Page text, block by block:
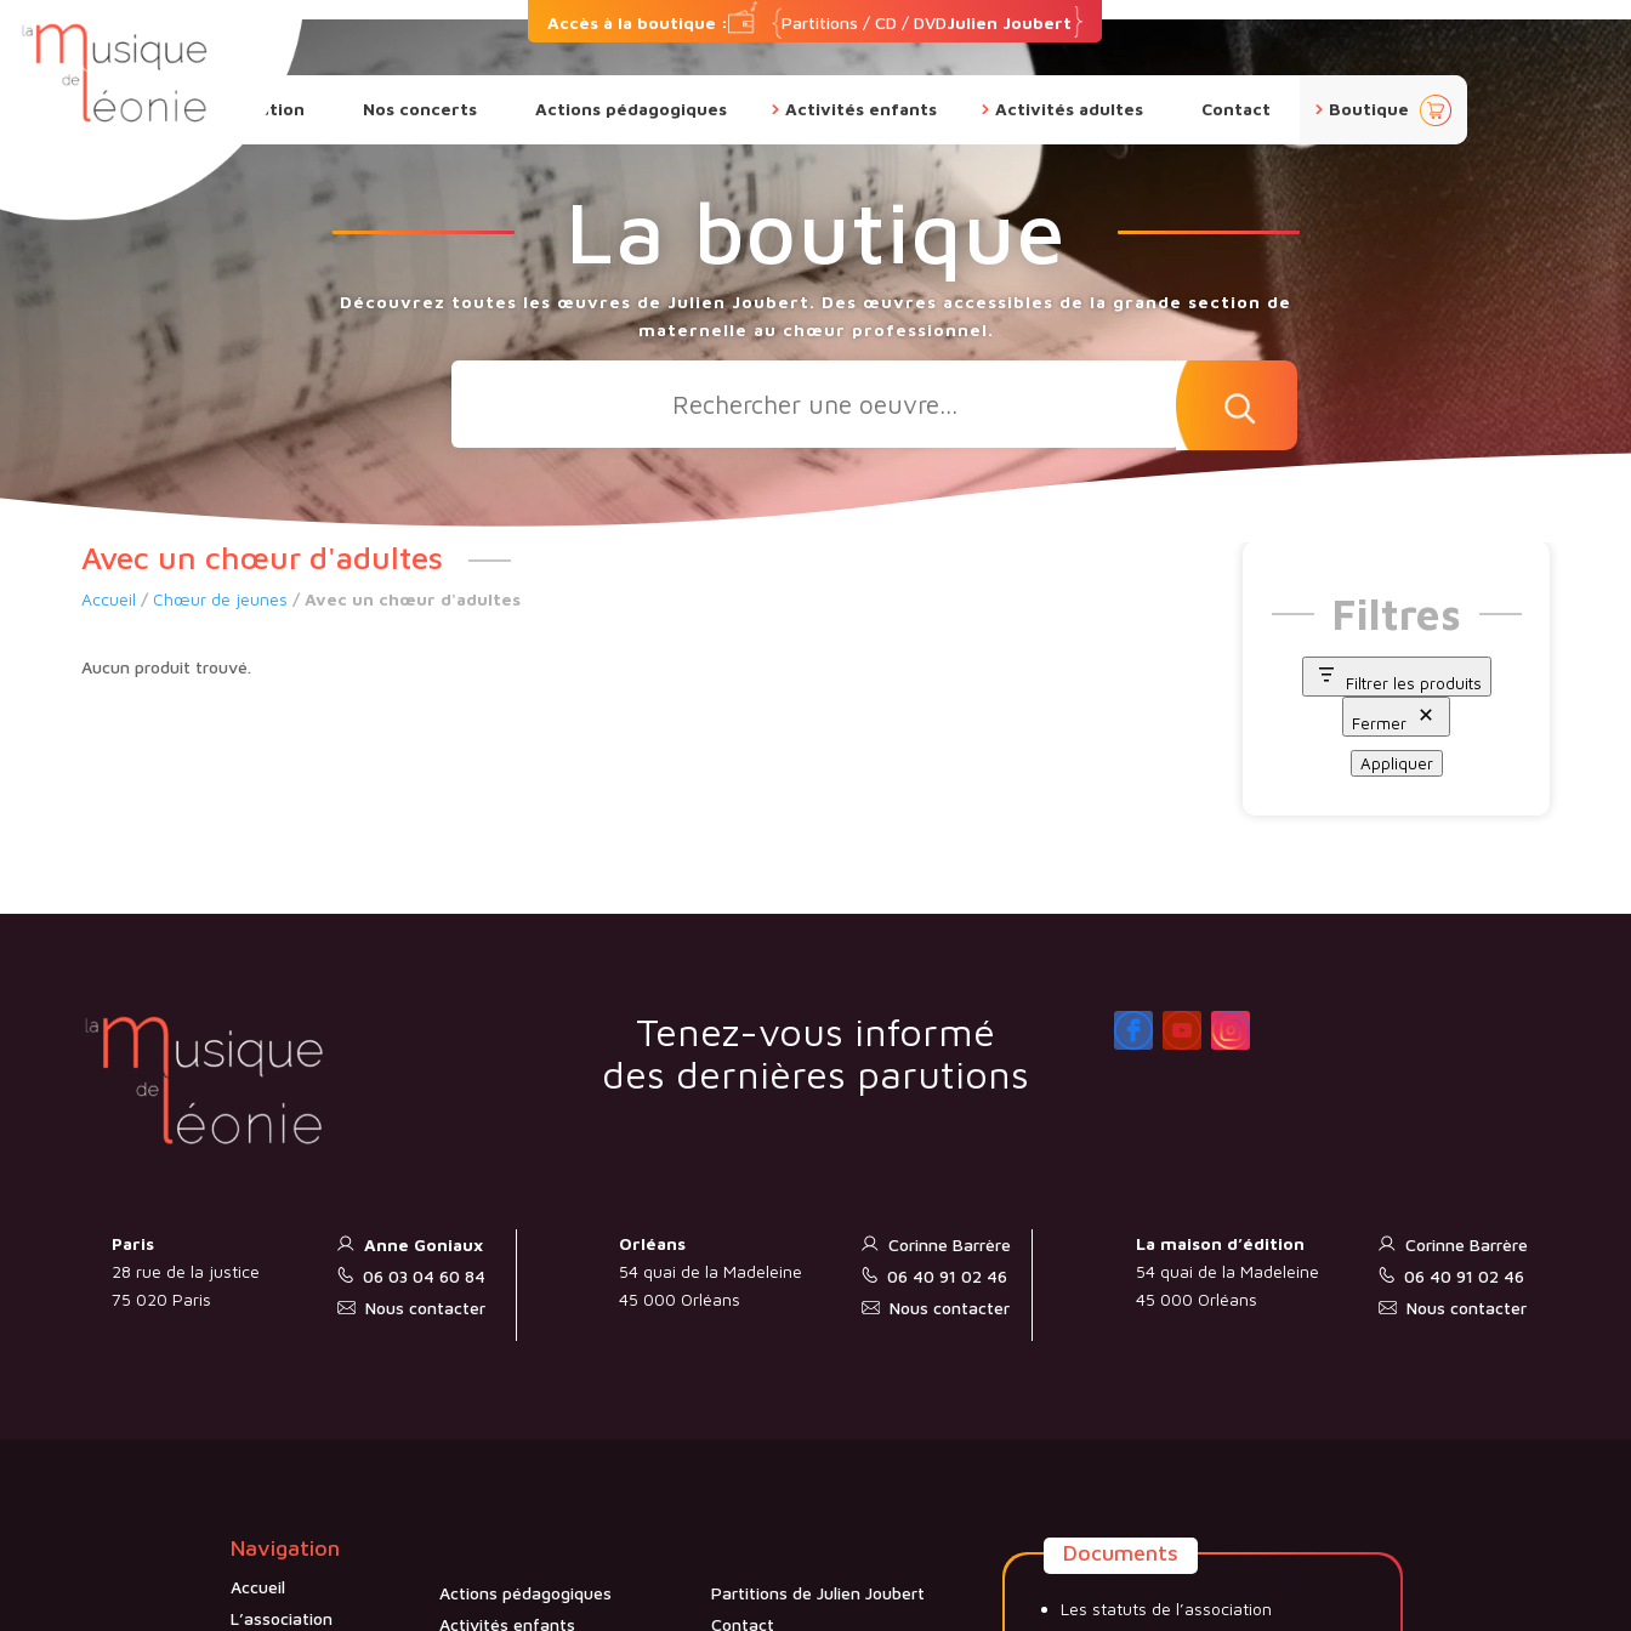
Accès à la boutique : Partitions / CD / DVDJulien Joubert
L’association Nos concerts Actions pédagogiques Activités enfants Activités adultes Contact Boutique pan
ier
La boutique
Découvrez toutes les œuvres de Julien Joubert. Des œuvres accessibles de la grande section de
maternelle au chœur professionnel.
Recherche
de
Avec un chœur d'adultes
Accueil / Chœur de jeunes / Avec un chœur d'adultes
Aucun produit trouvé.
Filtres
Filtrer les produits
Fermer
Appliquer
Tenez-vous informé
des dernières parutions
Paris
28 rue de la justice
75 020 Paris
Anne Goniaux
06 03 04 60 84
Nous contacter
Orléans
54 quai de la Madeleine
45 000 Orléans
Corinne Barrère
06 40 91 02 46
Nous contacter
La maison d’édition
54 quai de la Madeleine
45 000 Orléans
Corinne Barrère
06 40 91 02 46
Nous contacter
Navigation
Accueil
L’association
Actions pédagogiques
Activités enfants
Partitions de Julien Joubert
Contact
Documents
Les statuts de l’association